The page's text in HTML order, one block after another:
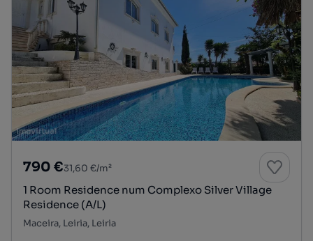
790 €31,60 €/m²
1 Room Residence num Complexo Silver Village
Residence (A/L)
Maceira, Leiria, Leiria